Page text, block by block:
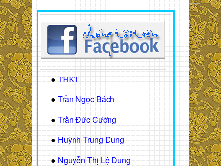
● THKT
● Trần Ngọc Bách
● Trần Đức Cường
● Huỳnh Trung Dung
● Nguyễn Thị Lệ Dung